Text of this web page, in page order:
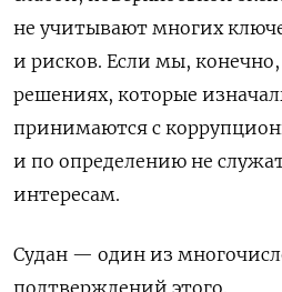
не учитывают многих
и рисков. Если мы,
решениях, которые
принимаются с
и по определению не
интересам.
Судан — один из
подтверждений этого.